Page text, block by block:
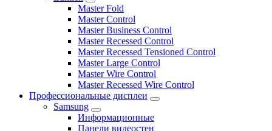
Master Fold
Master Control
Master Business Control
Master Recessed Control
Master Recessed Tensioned Control
Master Large Control
Master Wire Control
Master Recessed Wire Control
Профессиональные дисплеи
Samsung
Информационные
Панели видеостен